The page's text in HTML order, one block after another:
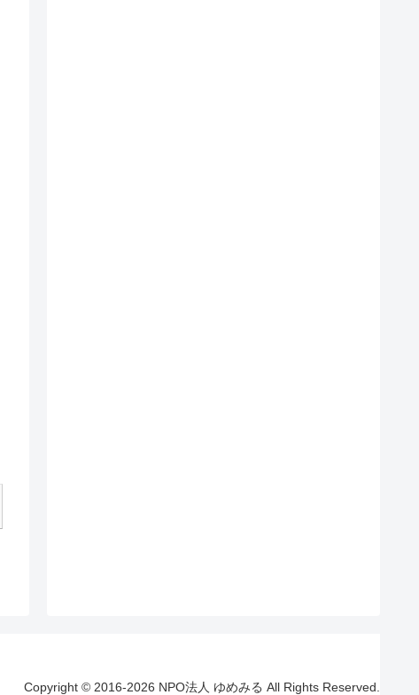
Copyright © 2016-2026 NPO法人 ゆめみる All Rights Reserved.